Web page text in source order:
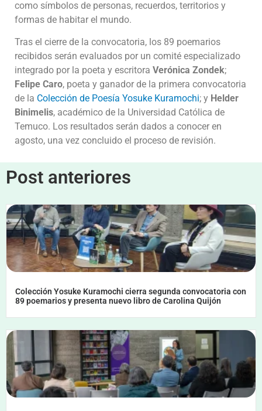
como símbolos de personas, recuerdos, territorios y
formas de habitar el mundo.
Tras el cierre de la convocatoria, los 89 poemarios
recibidos serán evaluados por un comité especializado
integrado por la poeta y escritora Verónica Zondek;
Felipe Caro, poeta y ganador de la primera convocatoria
de la Colección de Poesía Yosuke Kuramochi; y Helder
Binimelis, académico de la Universidad Católica de
Temuco. Los resultados serán dados a conocer en
agosto, una vez concluido el proceso de revisión.
Post anteriores
Colección Yosuke Kuramochi cierra segunda convocatoria con
89 poemarios y presenta nuevo libro de Carolina Quijón